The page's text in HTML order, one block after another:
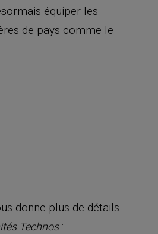
équiper les
de pays comme le
donne plus de détails
Technos: